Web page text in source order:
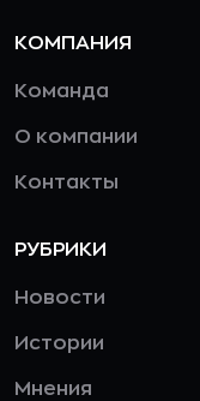
КОМПАНИЯ
Команда
О компании
Контакты
РУБРИКИ
Новости
Истории
Мнения